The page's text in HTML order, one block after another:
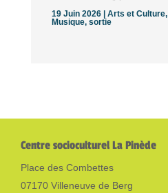
19 Juin 2026 | Arts et Culture,
Musique, sortie
Centre socioculturel La Pinède
Place des Combettes
07170 Villeneuve de Berg